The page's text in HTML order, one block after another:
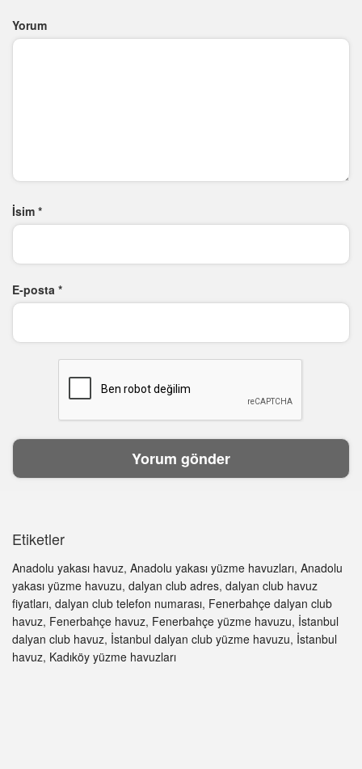
Yorum
İsim *
E-posta *
Etiketler
Anadolu yakası havuz, Anadolu yakası yüzme havuzları, Anadolu
yakası yüzme havuzu, dalyan club adres, dalyan club havuz
fiyatları, dalyan club telefon numarası, Fenerbahçe dalyan club
havuz, Fenerbahçe havuz, Fenerbahçe yüzme havuzu, İstanbul
dalyan club havuz, İstanbul dalyan club yüzme havuzu, İstanbul
havuz, Kadıköy yüzme havuzları